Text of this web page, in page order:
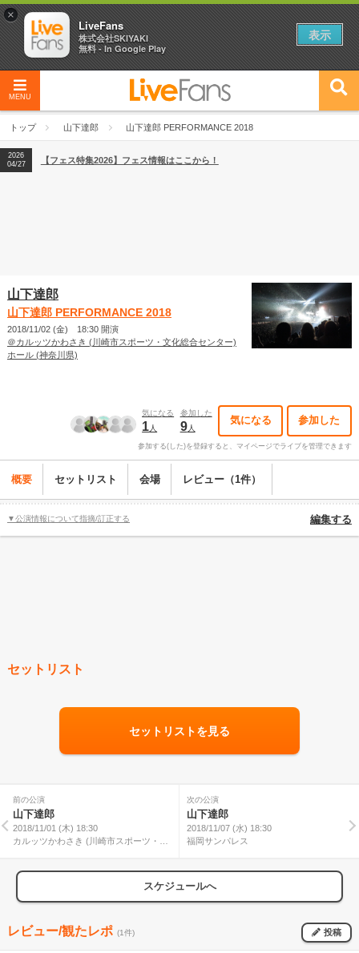
MENU
トップ 山下達郎 山下達郎 PERFORMANCE 2018
2026
04/27
2026
【ライブ動員ランキング】2026年上半期編発表！
2026
04/27
【フェス特集2026】フェス情報はここから！
山下達郎
山下達郎 PERFORMANCE 2018
2018/11/02 (金) 18:30 開演
＠カルッツかわさき (川崎市スポーツ・文化総合センター)
ホール (神奈川県)
気になる
1人
参加した
9人
気になる 参加した
参加する(した)を登録すると、マイページでライブを管理できます
概要 セットリスト 会場 レビュー（1件）
▼公演情報について指摘/訂正する 編集する
セットリスト
セットリストを見る
前の公演
山下達郎
2018/11/01 (木) 18:30
カルッツかわさき (川崎市スポーツ・文
次の公演
山下達郎
2018/11/07 (水) 18:30
福岡サンパレス
スケジュールへ
レビュー/観たレポ (1件) 投稿
×
LiveFans
株式会社SKIYAKI
無料 - In Google Play
表示